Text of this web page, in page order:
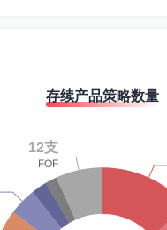
官,投资决策委员会成员
至2019年11月兼任海富通中小
经理。2021年10月起兼任海富
12.26%
15.42%
16.00%
存续产品策略数量